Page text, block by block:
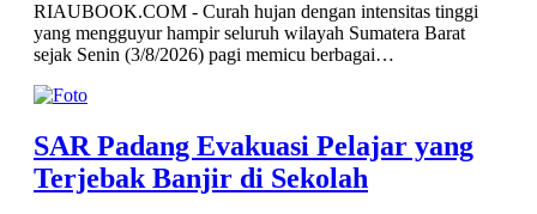
RIAUBOOK.COM - Curah hujan dengan intensitas tinggi
yang mengguyur hampir seluruh wilayah Sumatera Barat
sejak Senin (3/8/2026) pagi memicu berbagai…
SAR Padang Evakuasi Pelajar yang
Terjebak Banjir di Sekolah